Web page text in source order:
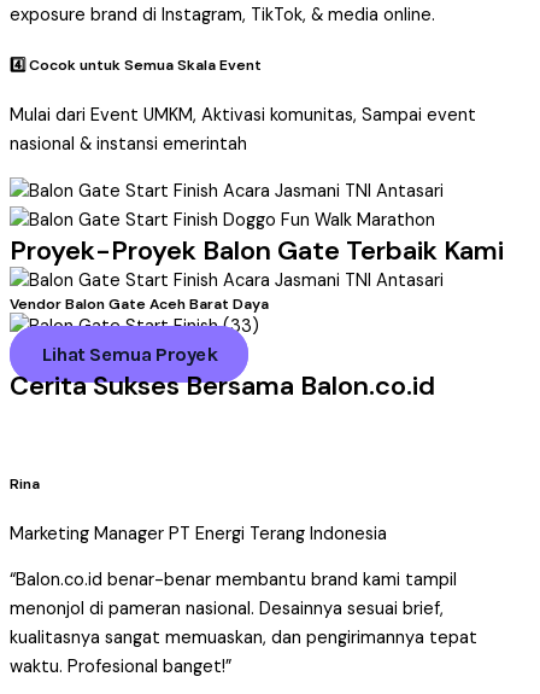
exposure brand di Instagram, TikTok, & media online.
4️⃣ Cocok untuk Semua Skala Event
Mulai dari Event UMKM, Aktivasi komunitas, Sampai event
nasional & instansi emerintah
Proyek-Proyek Balon Gate Terbaik Kami
Vendor Balon Gate Aceh Barat Daya
Lihat Semua Proyek
Cerita Sukses Bersama Balon.co.id
Rina
Marketing Manager PT Energi Terang Indonesia
“Balon.co.id benar-benar membantu brand kami tampil
menonjol di pameran nasional. Desainnya sesuai brief,
kualitasnya sangat memuaskan, dan pengirimannya tepat
waktu. Profesional banget!”